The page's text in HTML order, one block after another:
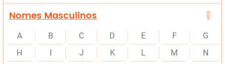
Nomes Masculinos
A B C D E F
G
H
I J K L M
N